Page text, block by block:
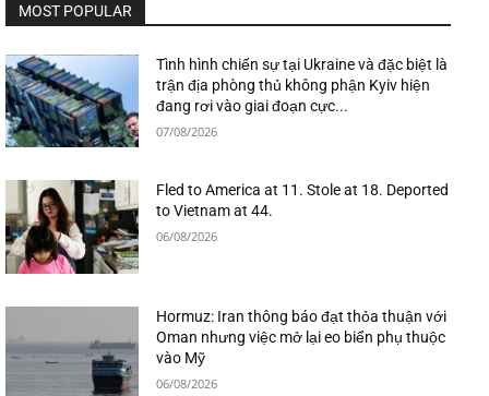
MOST POPULAR
Tình hình chiến sự tại Ukraine và đặc biệt là
trận địa phòng thủ không phận Kyiv hiện
đang rơi vào giai đoạn cực...
07/08/2026
Fled to America at 11. Stole at 18. Deported
to Vietnam at 44.
06/08/2026
Hormuz: Iran thông báo đạt thỏa thuận với
Oman nhưng việc mở lại eo biển phụ thuộc
vào Mỹ
06/08/2026